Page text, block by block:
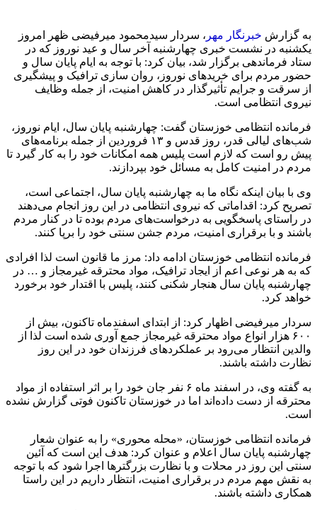
به گزارش خبرنگار مهر ، سردار سیدمحمود میرفیضی ظهر امروز
یکشنبه در نشست خبری چهارشنبه آخر سال و عید نوروز که در
ستاد فرماندهی برگزار شد، بیان کرد: با توجه به ایام پایان سال و
حضور مردم برای خریدهای نوروز، روان سازی ترافیک و پیشگیری
از سرقت و جرایم تأثیرگذار در کاهش امنیت، از جمله وظایف
نیروی انتظامی است.
فرمانده انتظامی خوزستان گفت: چهارشنبه پایان سال، ایام نوروز،
شب‌های لیالی قدر، روز قدس و ۱۳ فروردین از جمله برنامه‌های
پیش رو است که لازم است پلیس همه امکانات خود را به کار گیرد تا
مردم در امنیت کامل به مسائل خود بپردازند.
وی با بیان اینکه نگاه ما به چهارشنبه پایان سال، اجتماعی است،
تصریح کرد: اقداماتی که نیروی انتظامی در این روز انجام می‌دهند
در راستای پاسخگویی به درخواست‌های مردم بوده تا در کنار مردم
باشند و با برقراری امنیت، مردم جشن سنتی خود را برپا کنند.
فرمانده انتظامی خوزستان ادامه داد: مرز ما قانون است لذا افرادی
که به هر نوعی اعم از ایجاد ترافیک، مواد محترقه غیرمجاز و … در
چهارشنبه پایان سال هنجار شکنی کنند، پلیس با اقتدار خود برخورد
خواهد کرد.
سردار میرفیضی اظهار کرد: از ابتدای اسفندماه تاکنون، بیش از
۶۰۰ هزار انواع مواد محترقه غیرمجاز جمع
آوری شده است لذا از
والدین انتظار می‌رود بر عملکردهای فرزندان خود در این روز
نظارت داشته باشند.
به گفته وی، در اسفند ماه ۶ نفر جان خود را بر اثر استفاده از مواد
محترقه از دست داده‌اند اما در خوزستان تاکنون فوتی گزارش نشده
است.
فرمانده انتظامی خوزستان، «محله محوری» را به عنوان شعار
چهارشنبه پایان سال اعلام و عنوان کرد: هدف این است که آئین
سنتی این روز در محلات و با نظارت بزرگترها اجرا شود که با توجه
به نقش مهم مردم در برقراری امنیت، انتظار داریم در این راستا
همکاری داشته باشند.